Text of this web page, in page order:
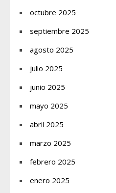
octubre 2025
septiembre 2025
agosto 2025
julio 2025
junio 2025
mayo 2025
abril 2025
marzo 2025
febrero 2025
enero 2025